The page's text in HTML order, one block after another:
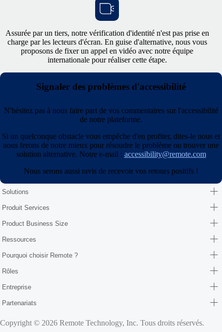
Assurée par un tiers, notre vérification d'identité n'est pas prise en
charge par les lecteurs d'écran. En guise d'alternative, nous vous
proposons de fixer un appel en vidéo avec notre équipe
internationale pour réaliser cette étape.
Signaler des problèmes d'accessibilité
N'hésitez pas à nous faire part de vos commentaires sur l'accessibilité
de notre plateforme.
Si un quelconque obstacle vous empêche d'en profiter, dites-le nous et
nous ferons de notre mieux pour résoudre le problème ou trouver une
solution alternative. Notre e-mail : accessibility@remote.com
Nous serons aussi ravis de recevoir vos retours positifs !
Solutions
Produit Services
Product Business Size
Ressources
Pourquoi choisir Remote ?
Rôles
Entreprise
Partenariats
Copyright © 2026 Remote Technology, Inc. Tous droits réservés.